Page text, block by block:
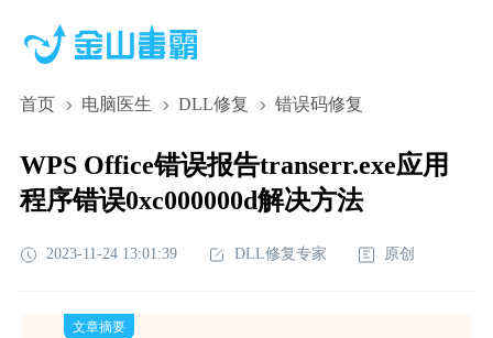
首页 电脑医生 DLL修复 错误码修复
WPS Office错误报告transerr.exe应用
程序错误0xc000000d解决方法
2023-11-24 13:01:39 DLL修复专家 原创
文章摘要